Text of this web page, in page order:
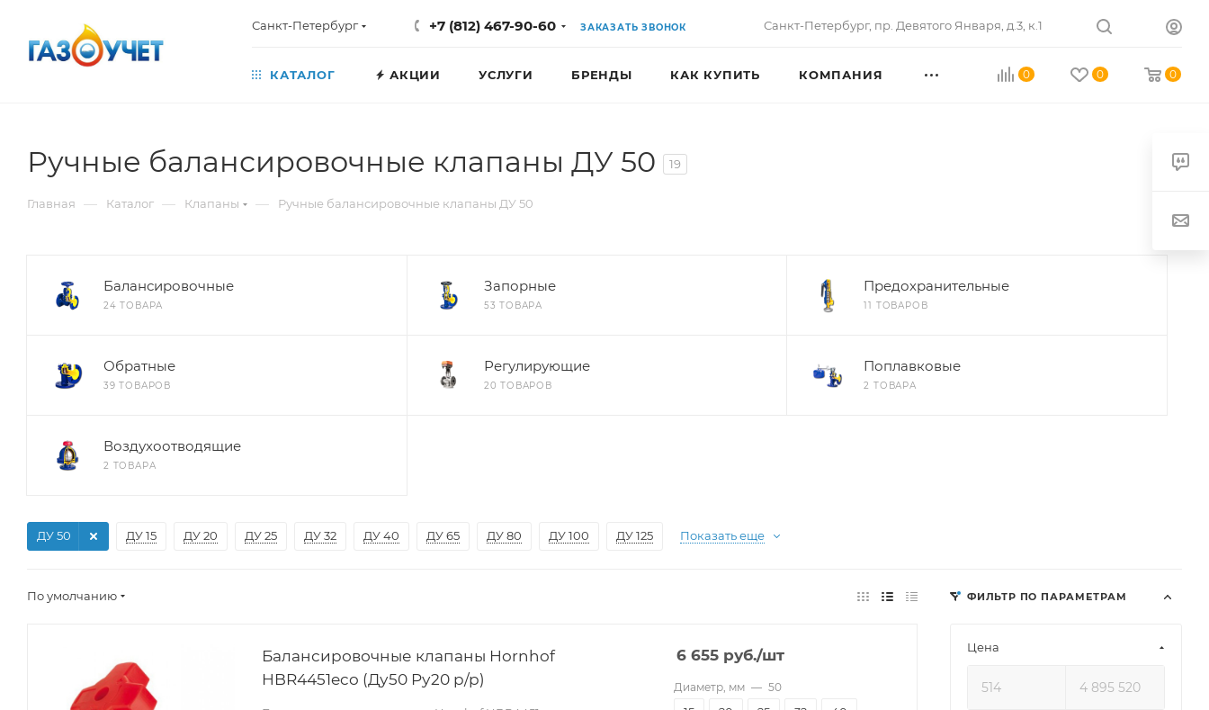
Санкт-Петербург +7 (812) 467-90-60 ЗАКАЗАТЬ ЗВОНОК Санкт-Петербург, пр. Девятого Января, д.3, к.1
0 0 0
КАТАЛОГ АКЦИИ УСЛУГИ БРЕНДЫ КАК КУПИТЬ КОМПАНИЯ
Ручные балансировочные клапаны ДУ 50 19
Главная — Каталог — Клапаны — Ручные балансировочные клапаны ДУ 50
Балансировочные
24 ТОВАРА
Запорные
53 ТОВАРА
Предохранительные
11 ТОВАРОВ
Обратные
39 ТОВАРОВ
Регулирующие
20 ТОВАРОВ
Поплавковые
2 ТОВАРА
Воздухоотводящие
2 ТОВАРА
ДУ 15 ДУ 20 ДУ 25 ДУ 32 ДУ 40
ДУ 50 ДУ 65 ДУ 80 ДУ 100 ДУ 125 Показать еще
По умолчанию
Балансировочные клапаны Hornhof
HBR4451eco (Ду50 Pу20 р/р)
6 655 руб./шт
Диаметр, мм — 50
ФИЛЬТР ПО ПАРАМЕТРАМ
Цена